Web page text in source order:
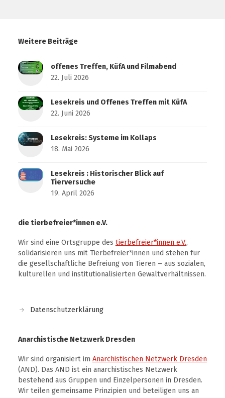
Weitere Beiträge
offenes Treffen, KüfA und Filmabend
22. Juli 2026
Lesekreis und Offenes Treffen mit KüfA
22. Juni 2026
Lesekreis: Systeme im Kollaps
18. Mai 2026
Lesekreis : Historischer Blick auf
Tierversuche
19. April 2026
die tierbefreier*innen e.V.
Wir sind eine Ortsgruppe des tierbefreier*innen e.V.,
solidarisieren uns mit Tierbefreier*innen und stehen für
die gesellschaftliche Befreiung von Tieren – aus sozialen,
kulturellen und institutionalisierten Gewaltverhältnissen.
Datenschutzerklärung
Anarchistische Netzwerk Dresden
Wir sind organisiert im Anarchistischen Netzwerk Dresden
(AND). Das AND ist ein anarchistisches Netzwerk
bestehend aus Gruppen und Einzelpersonen in Dresden.
Wir teilen gemeinsame Prinzipien und beteiligen uns an